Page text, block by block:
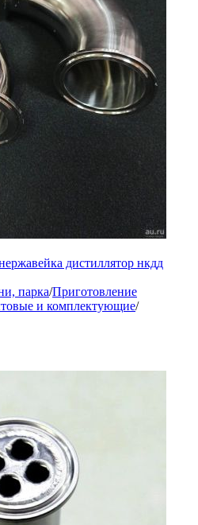
дистиллятор нкдд
парка/Приготовление
и комплектующие/